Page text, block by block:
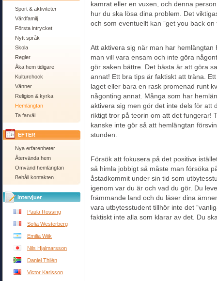
Sport & aktiviteter
Värdfamilj
Första intrycket
Nytt språk
Skola
Regler
Åka hem tidigare
Kulturchock
Vänner
Religion & kyrka
Hemlängtan
Ta farväl
EFTER
Nya erfarenheter
Återvända hem
Omvänd hemlängtan
Behåll kontakten
Intervjuer
Paula Rossing
Sofia Westerberg
Emilia Wiik
Nils Hjalmarsson
Daniel Thilén
Victor Karlsson
kamrat eller en vuxen, och denna
hur du ska lösa dina problem. Det
och som eventuellt kan ”get you back on
Att aktivera sig när man har
man vill vara ensam och inte göra
gör saken bättre. Det bästa är att göra
annat! Ett bra tips är faktiskt att träna.
laget eller bara en rask promenad runt
någonting annat. Många som har
aktivera sig men gör det inte dels för att
riktigt tror på teorin om att det fungerar!
kanske inte gör så att hemlängtan
stunden.
Försök att fokusera på det positiva
så himla jobbigt så måste man försöka
åstadkommit under sin tid som
igenom var du är och vad du gör. Du
främmande land och du läser dina
vara utbytesstudent tillhör inte det
faktiskt inte alla som klarar av det. Du